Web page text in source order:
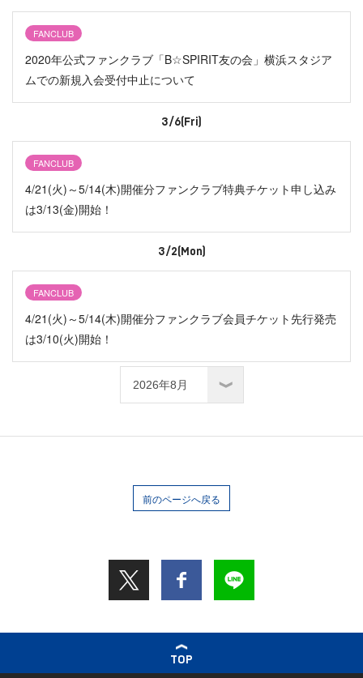
FANCLUB
2020年公式ファンクラブ「B☆SPIRIT友の会」横浜スタジア
ムでの新規入会受付中止について
3/6(Fri)
FANCLUB
4/21(火)～5/14(木)開催分ファンクラブ特典チケット申し込み
は3/13(金)開始！
3/2(Mon)
FANCLUB
4/21(火)～5/14(木)開催分ファンクラブ会員チケット先行発売
は3/10(火)開始！
前のページへ戻る
TOP